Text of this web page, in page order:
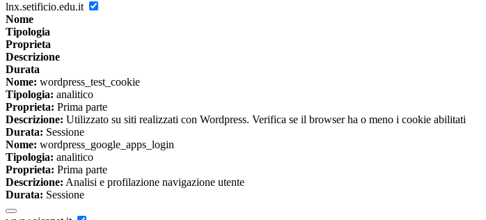
lnx.setificio.edu.it
Nome
Tipologia
Proprieta
Descrizione
Durata
Nome: wordpress_test_cookie
Tipologia: analitico
Proprieta: Prima parte
Descrizione: Utilizzato su siti realizzati con Wordpress. Verifica se il browser ha o meno i cookie abilitati
Durata: Sessione
Nome: wordpress_google_apps_login
Tipologia: analitico
Proprieta: Prima parte
Descrizione: Analisi e profilazione navigazione utente
Durata: Sessione